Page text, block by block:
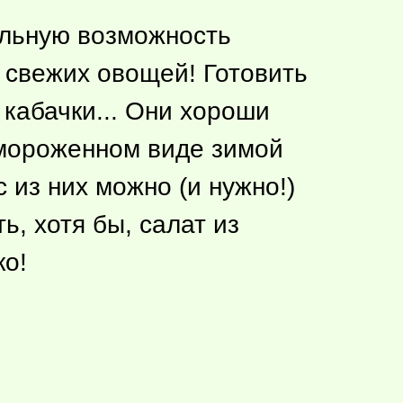
возможность
овощей! Готовить
Они хороши
виде зимой
из них можно (и нужно!)
хотя бы, салат из